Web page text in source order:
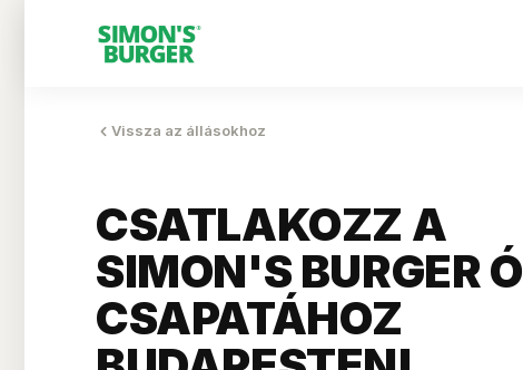
Vissza az állásokhoz
CSATLAKOZZ A
SIMON'S BURGER
CSAPATÁHOZ